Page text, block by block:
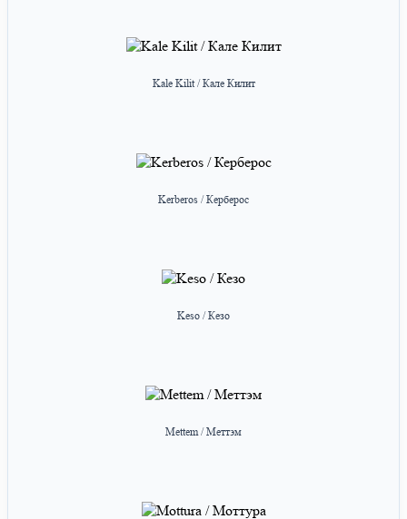
Kale Kilit / Кале Килит
Kerberos / Керберос
Keso / Кезо
Mettem / Меттэм